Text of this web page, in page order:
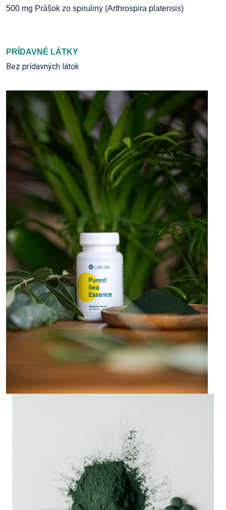
500 mg Prášok zo spiruliny (Arthrospira platensis)
PRÍDAVNÉ LÁTKY
Bez prídavných látok